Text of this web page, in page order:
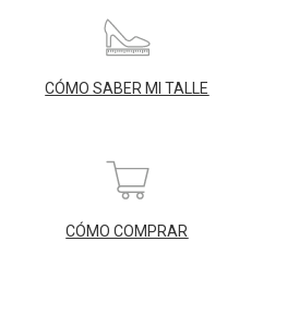
CÓMO SABER MI TALLE
CÓMO COMPRAR